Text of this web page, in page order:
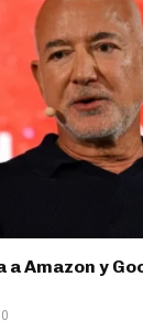
Amazon y
0